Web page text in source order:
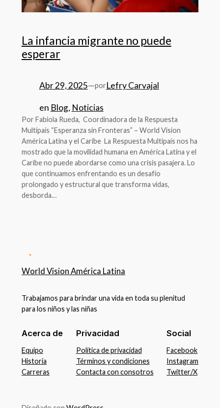
La infancia migrante no puede
esperar
Abr 29, 2025—porLefry Carvajal
en Blog, Noticias
Por Fabiola Rueda, Coordinadora de la Respuesta
Multipaís “Esperanza sin Fronteras” – World Vision
América Latina y el Caribe La Respuesta Multipaís nos ha
mostrado que la movilidad humana en América Latina y el
Caribe no puede abordarse como una crisis pasajera. Lo
que continuamos enfrentando es un desafío
prolongado y estructural que transforma vidas,
desborda…
World Vision América Latina
Trabajamos para brindar una vida en toda su plenitud
para los niños y las niñas
Acerca de
Equipo
Historia
Carreras
Privacidad
Política de privacidad
Términos y condiciones
Contacta con consotros
Social
Facebook
Instagram
Twitter/X